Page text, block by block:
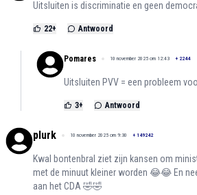
Uitsluiten is discriminatie en geen
22+ Antwoord
Pomares 10 november 2025 om 12:43 + 2244
Uitsluiten PVV = een probleem
3+ Antwoord
plurk 10 november 2025 om 9:30 + 149242
Kwal bontenbral ziet zijn kansen om
met de minuut kleiner worden 😂😂 En
aan het CDA 🤣🤣